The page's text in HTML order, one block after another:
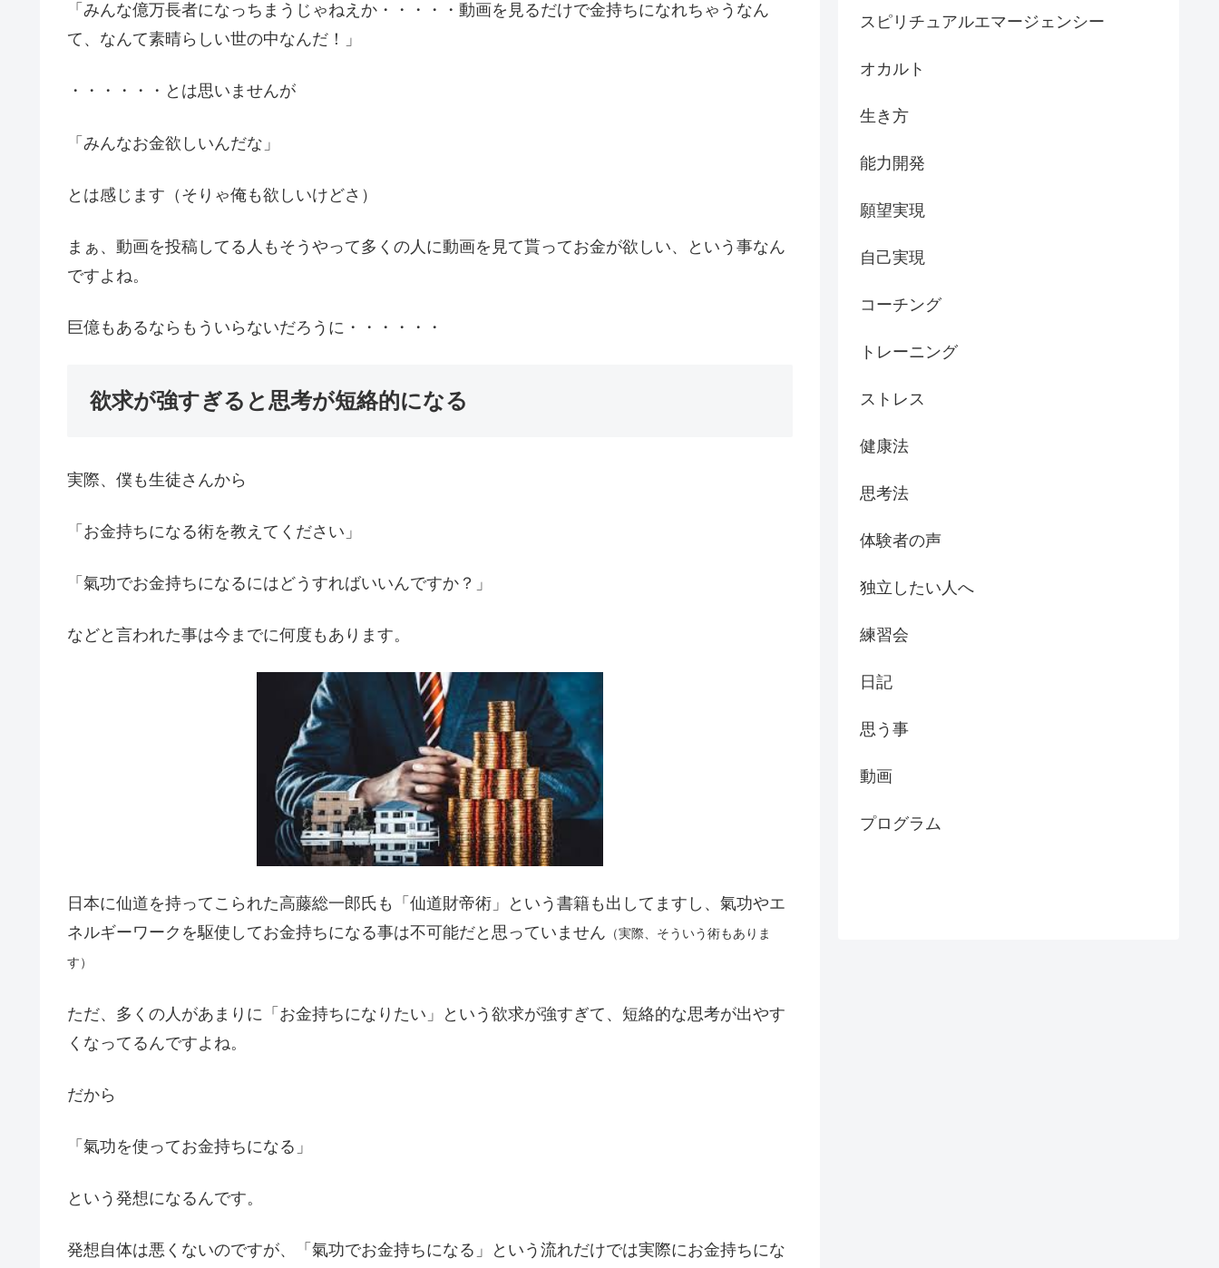
「みんな億万長者になっちまうじゃねえか・・・・・動画を見るだけで金持ちになれちゃうなん
て、なんて素晴らしい世の中なんだ！」
・・・・・・とは思いませんが
「みんなお金欲しいんだな」
とは感じます（そりゃ俺も欲しいけどさ）
まぁ、動画を投稿してる人もそうやって多くの人に動画を見て貰ってお金が欲しい、という事なん
ですよね。
巨億もあるならもういらないだろうに・・・・・・
欲求が強すぎると思考が短絡的になる
実際、僕も生徒さんから
「お金持ちになる術を教えてください」
「氣功でお金持ちになるにはどうすればいいんですか？」
などと言われた事は今までに何度もあります。
日本に仙道を持ってこられた高藤総一郎氏も「仙道財帝術」という書籍も出してますし、氣功やエ
ネルギーワークを駆使してお金持ちになる事は不可能だと思っていません （実際、そういう術もありま
す）
ただ、多くの人があまりに「お金持ちになりたい」という欲求が強すぎて、短絡的な思考が出やす
くなってるんですよね。
だから
「氣功を使ってお金持ちになる」
という発想になるんです。
発想自体は悪くないのですが、「氣功でお金持ちになる」という流れだけでは実際にお金持ちにな
スピリチュアルエマージェンシー
オカルト
生き方
能力開発
願望実現
自己実現
コーチング
トレーニング
ストレス
健康法
思考法
体験者の声
独立したい人へ
練習会
日記
思う事
動画
プログラム